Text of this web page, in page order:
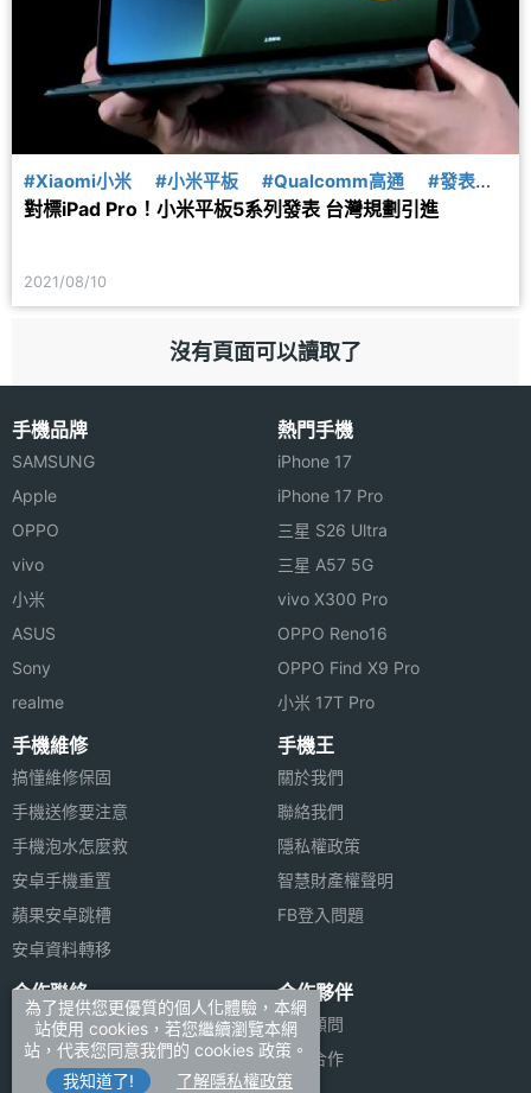
#Xiaomi小米 #小米平板 #Qualcomm高通
#發表
#平板電腦
對標iPad Pro！小米平板5系列發表 台灣規劃引進
2021/08/10
沒有頁面可以讀取了
手機品牌
SAMSUNG
Apple
OPPO
vivo
小米
ASUS
Sony
realme
熱門手機
iPhone 17
iPhone 17 Pro
三星 S26 Ultra
三星 A57 5G
vivo X300 Pro
OPPO Reno16
OPPO Find X9 Pro
小米 17T Pro
手機維修
搞懂維修保固
手機送修要注意
手機泡水怎麼救
安卓手機重置
蘋果安卓跳槽
安卓資料轉移
手機王
關於我們
聯絡我們
隱私權政策
智慧財產權聲明
FB登入問題
合作聯絡
廣告刊登
加入商店報價
合作夥伴
法律顧問
媒體合作
為了提供您更優質的個人化體驗，本網
站使用 cookies，若您繼續瀏覽本網
站，代表您同意我們的 cookies 政策。
我知道了!
了解隱私權政策